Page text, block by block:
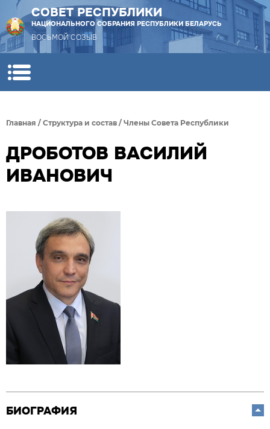
СОВЕТ РЕСПУБЛИКИ
НАЦИОНАЛЬНОГО СОБРАНИЯ РЕСПУБЛИКИ БЕЛАРУСЬ
ВОСЬМОЙ СОЗЫВ
Главная / Структура и состав / Члены Совета Республики
ДРОБОТОВ ВАСИЛИЙ
ИВАНОВИЧ
БИОГРАФИЯ